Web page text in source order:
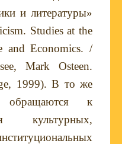
и литературы»
. Studies at the
and Economics. /
Mark Osteen.
, 1999). В то же
обращаются к
культурных,